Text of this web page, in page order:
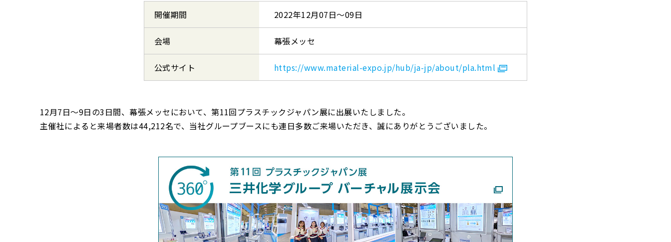
開催期間 2022年12月07日〜09日
会場 幕張メッセ
公式サイト https://www.material-expo.jp/hub/ja-jp/about/pla.html
12月7日～9日の3日間、幕張メッセにおいて、第11回プラスチックジャパン展に出展いたしました。
主催社によると来場者数は44,212名で、当社グループブースにも連日多数ご来場いただき、誠にありがとうございました。